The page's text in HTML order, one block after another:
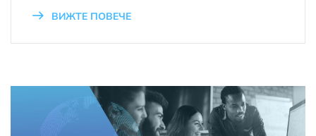
ВИЖТЕ ПОВЕЧЕ